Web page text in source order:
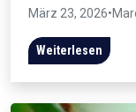
März 23, 2026•
Weiterlesen